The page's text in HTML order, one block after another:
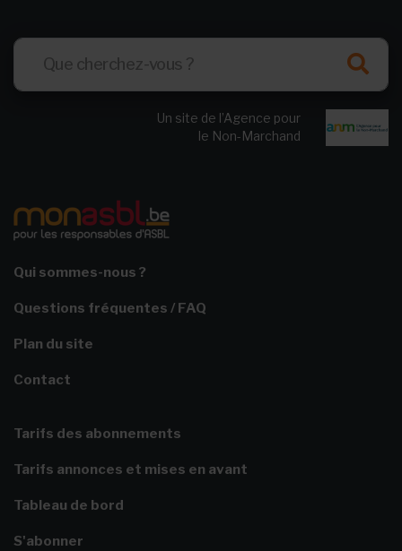
Un site de l’Agence pour
le Non-Marchand
Qui sommes-nous ?
Questions fréquentes / FAQ
Plan du site
Contact
Tarifs des abonnements
Tarifs annonces et mises en avant
Tableau de bord
S'abonner